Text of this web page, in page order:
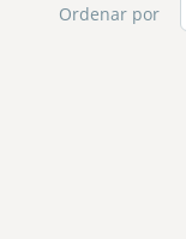
Ordenar por